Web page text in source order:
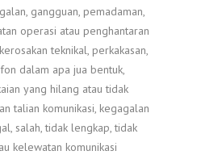
gangguan, pemadaman,
operasi atau penghantaran
teknikal, perkakasan,
dalam apa jua bentuk,
yang hilang atau tidak
talian komunikasi, kegagalan
salah, tidak lengkap, tidak
kelewatan komunikasi